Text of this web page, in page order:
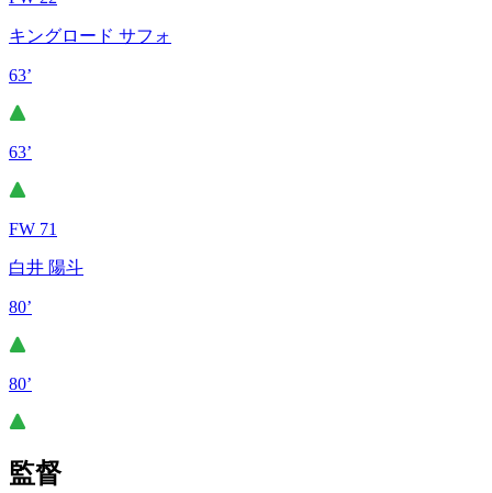
キングロード サフォ
63’
63’
FW 71
白井 陽斗
80’
80’
監督